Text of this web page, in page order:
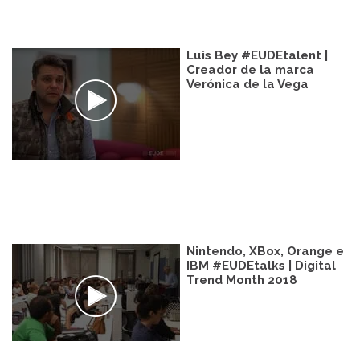
Luis Bey #EUDEtalent |
Creador de la marca
Verónica de la Vega
Nintendo, XBox, Orange e
IBM #EUDEtalks | Digital
Trend Month 2018